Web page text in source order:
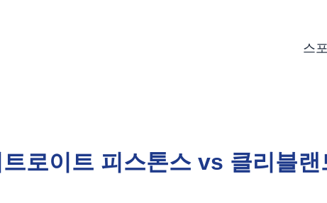
스
로이트 피스톤스 vs 클리블